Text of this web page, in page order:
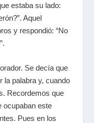
estaba su lado:
Aquel
y respondió: “No
Se decía que
la palabra y, cuando
Recordemos que
ocupaban este
Pues en los